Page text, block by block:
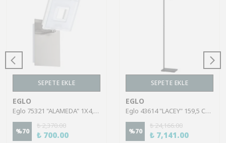
SEPETE EKLE
EGLO
Eglo 75321 "ALAMEDA" 1X4,5W Çelik Nikel Mat Sıva Üstü Spot
%70
₺ 2,370.00
₺ 700.00
SEPETE EKLE
EGLO
Eglo 43614 "LACEY" 159,5 Cm Yüksekliğinde Çelik, Ahşap Köşe Lambası Lambader
%70
₺ 24,166.00
₺ 7,141.00